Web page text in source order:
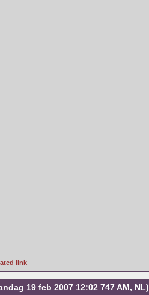
link
19 feb 2007 12:02 747 AM, NL)